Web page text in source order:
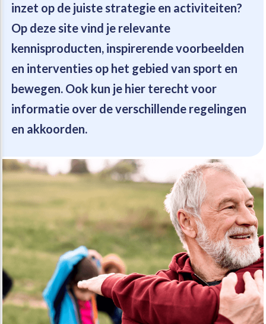
inzet op de juiste strategie en activiteiten?
Op deze site vind je relevante
kennisproducten, inspirerende voorbeelden
en interventies op het gebied van sport en
bewegen. Ook kun je hier terecht voor
informatie over de verschillende regelingen
en akkoorden.
Maatschappelijke waarde
Kansengelijkheid
Paralympische topsport
Esports, gaming en gamification
Alle thema’s
Organisatie
Persvoorlichting en Public Affairs